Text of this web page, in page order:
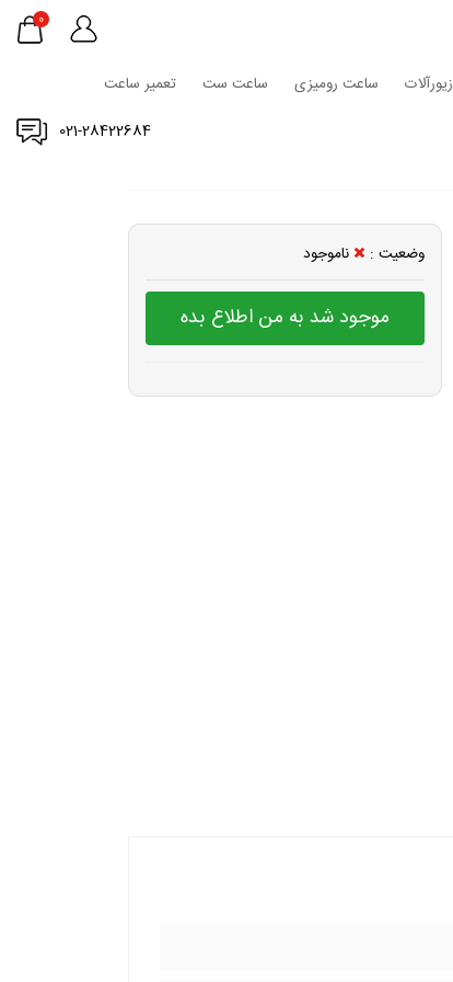
0
زیورآلات ساعت رومیزی ساعت ست
تعمیر ساعت
021-28422684
وضعیت : ناموجود
موجود شد به من اطلاع بده